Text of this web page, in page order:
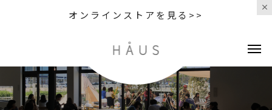
オンラインストアを見る>>